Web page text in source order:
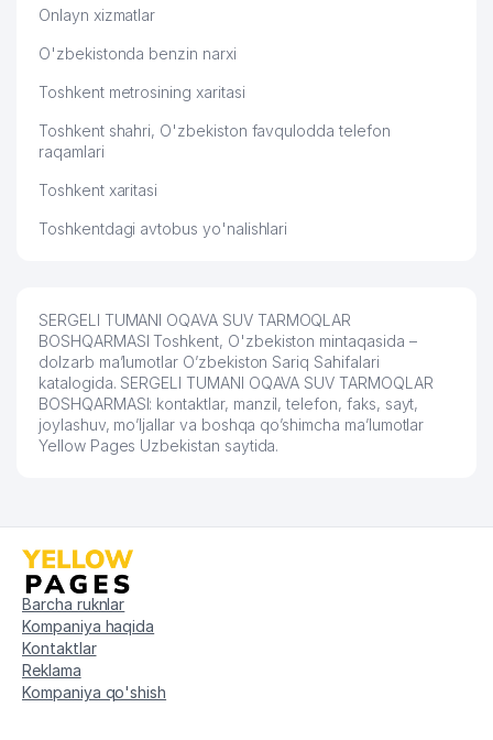
Onlayn xizmatlar
O'zbekistonda benzin narxi
Toshkent metrosining xaritasi
Toshkent shahri, O'zbekiston favqulodda telefon
raqamlari
Toshkent xaritasi
Toshkentdagi avtobus yo'nalishlari
SERGELI TUMANI OQAVA SUV TARMOQLAR
BOSHQARMASI Toshkent, O'zbekiston mintaqasida –
dolzarb ma’lumotlar O’zbekiston Sariq Sahifalari
katalogida. SERGELI TUMANI OQAVA SUV TARMOQLAR
BOSHQARMASI: kontaktlar, manzil, telefon, faks, sayt,
joylashuv, mo’ljallar va boshqa qo’shimcha ma’lumotlar
Yellow Pages Uzbekistan saytida.
Barcha ruknlar
Kompaniya haqida
Kontaktlar
Reklama
Kompaniya qo'shish